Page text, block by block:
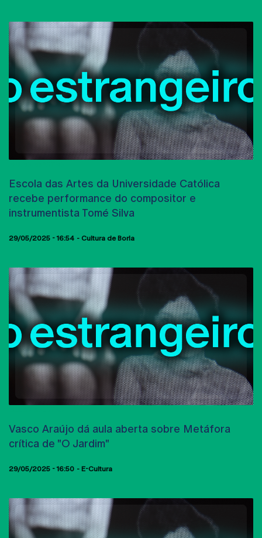
Escola das Artes da Universidade Católica
recebe performance do compositor e
instrumentista Tomé Silva
29/05/2025 - 16:54 Cultura de Borla
Vasco Araújo dá aula aberta sobre Metáfora
crítica de "O Jardim"
29/05/2025 - 16:50 E-Cultura